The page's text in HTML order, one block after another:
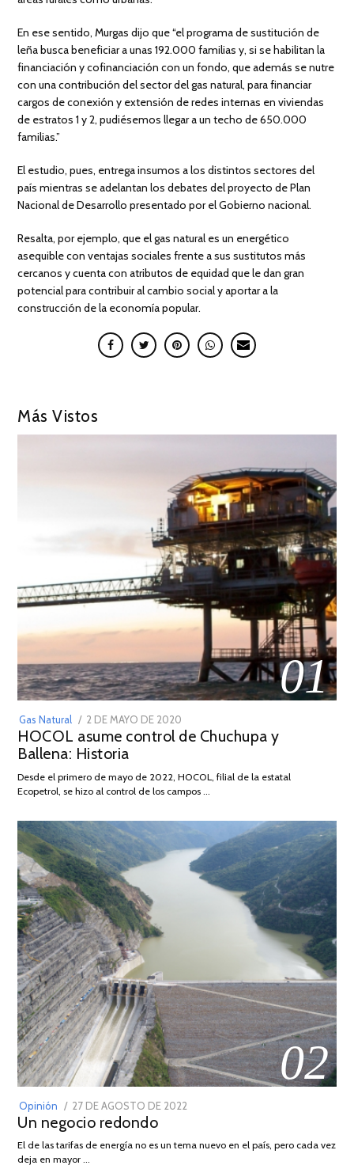
En ese sentido, Murgas dijo que “el programa de sustitución de
leña busca beneficiar a unas 192.000 familias y, si se habilitan la
financiación y cofinanciación con un fondo, que además se nutre
con una contribución del sector del gas natural, para financiar
cargos de conexión y extensión de redes internas en viviendas
de estratos 1 y 2, pudiésemos llegar a un techo de 650.000
familias.”
El estudio, pues, entrega insumos a los distintos sectores del
país mientras se adelantan los debates del proyecto de Plan
Nacional de Desarrollo presentado por el Gobierno nacional.
Resalta, por ejemplo, que el gas natural es un energético
asequible con ventajas sociales frente a sus sustitutos más
cercanos y cuenta con atributos de equidad que le dan gran
potencial para contribuir al cambio social y aportar a la
construcción de la economía popular.
Más Vistos
01
Gas Natural
POSTED
ON
2 DE MAYO DE 2020
DE
2026
HOCOL asume control de Chuchupa y
Ballena: Historia
Desde el primero de mayo de 2022, HOCOL, filial de la estatal
Ecopetrol, se hizo al control de los campos …
02
Opinión
POSTED
ON
27 DE AGOSTO DE 2022
Un negocio redondo
El de las tarifas de energía no es un tema nuevo en el país, pero cada vez
deja en mayor …